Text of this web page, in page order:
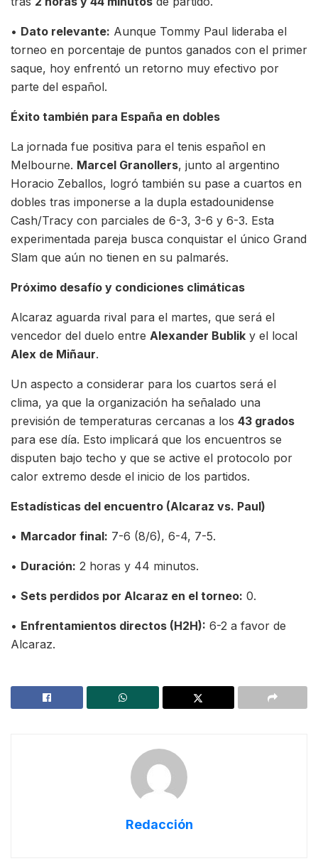
• Dato relevante: Aunque Tommy Paul lideraba el
torneo en porcentaje de puntos ganados con el primer
saque, hoy enfrentó un retorno muy efectivo por
parte del español.
Éxito también para España en dobles
La jornada fue positiva para el tenis español en
Melbourne. Marcel Granollers, junto al argentino
Horacio Zeballos, logró también su pase a cuartos en
dobles tras imponerse a la dupla estadounidense
Cash/Tracy con parciales de 6-3, 3-6 y 6-3. Esta
experimentada pareja busca conquistar el único Grand
Slam que aún no tienen en su palmarés.
Próximo desafío y condiciones climáticas
Alcaraz aguarda rival para el martes, que será el
vencedor del duelo entre Alexander Bublik y el local
Alex de Miñaur.
Un aspecto a considerar para los cuartos será el
clima, ya que la organización ha señalado una
previsión de temperaturas cercanas a los 43 grados
para ese día. Esto implicará que los encuentros se
disputen bajo techo y que se active el protocolo por
calor extremo desde el inicio de los partidos.
Estadísticas del encuentro (Alcaraz vs. Paul)
• Marcador final: 7-6 (8/6), 6-4, 7-5.
• Duración: 2 horas y 44 minutos.
• Sets perdidos por Alcaraz en el torneo: 0.
• Enfrentamientos directos (H2H): 6-2 a favor de
Alcaraz.
Redacción